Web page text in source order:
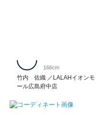
竹内 佐織
LALAHイオンモ
ール広島府中店
166cm